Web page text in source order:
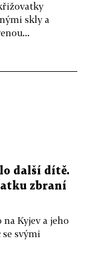
skly a
další dítě.
zbraní
Kyjev a jeho
svými